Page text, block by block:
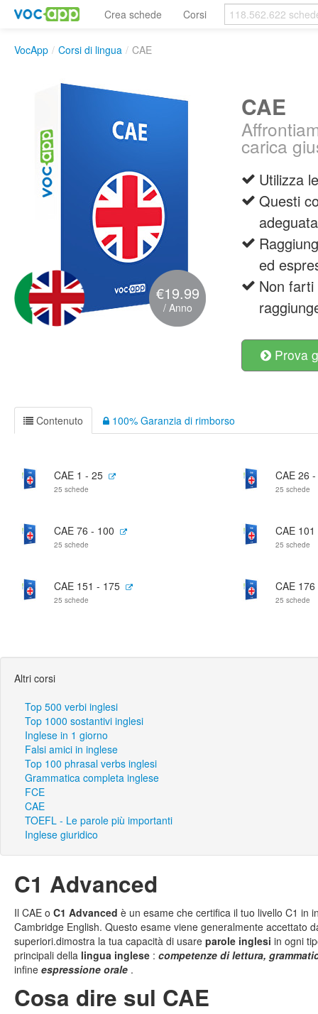
Crea schede Corsi
VocApp / Corsi di lingua / CAE
€19.99
/ Anno
CAE
carica
Utilizza
Questi
ed
Non farti
Prova
Contenuto 100% Garanzia di rimborso
CAE 1 - 25
25 schede
CAE 26
25 schede
CAE 76 - 100
25 schede
CAE
25 schede
CAE 151 - 175
25 schede
CAE
25 schede
Altri corsi
Top 500 verbi inglesi
Top 1000 sostantivi inglesi
Inglese in 1 giorno
Falsi amici in inglese
Top 100 phrasal verbs inglesi
Grammatica completa inglese
FCE
CAE
TOEFL - Le parole più importanti
Inglese giuridico
C1 Advanced
Il CAE o C1 Advanced è un esame che certifica il tuo livello C1 in
Cambridge English. Questo esame viene generalmente accettato
superiori.dimostra la tua capacità di usare parole inglesi in ogni
principali della lingua inglese : competenze di lettura,
infine espressione orale .
Cosa dire sul CAE